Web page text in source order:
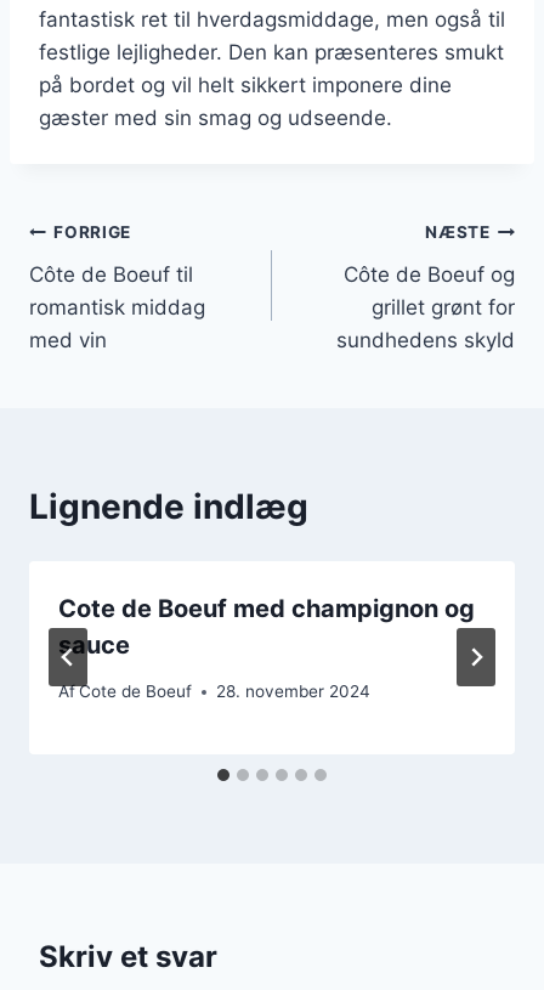
fantastisk ret til hverdagsmiddage, men også til
festlige lejligheder. Den kan præsenteres smukt
på bordet og vil helt sikkert imponere dine
gæster med sin smag og udseende.
Indlægsnavigation
FORRIGE
Côte de Boeuf til
romantisk middag
med vin
NÆSTE
Côte de Boeuf og
grillet grønt for
sundhedens skyld
Lignende indlæg
Cote de Boeuf med champignon og
sauce
AfCote de Boeuf 28. november 2024
Skriv et svar